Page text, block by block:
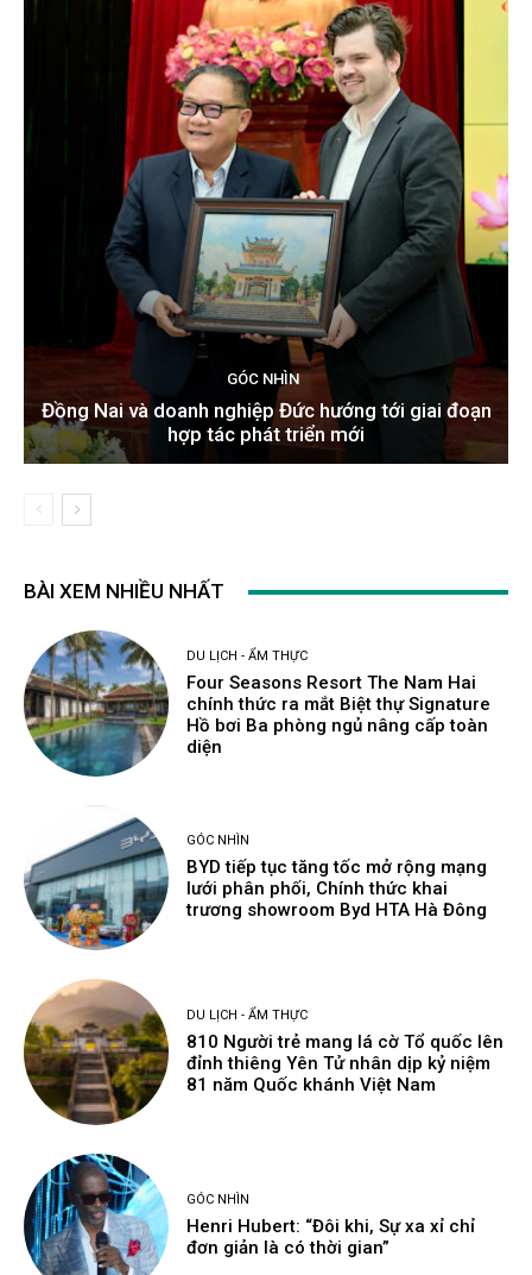
GÓC NHÌN
Đồng Nai và doanh nghiệp Đức hướng tới giai đoạn
hợp tác phát triển mới
BÀI XEM NHIỀU NHẤT
DU LỊCH - ẨM THỰC
Four Seasons Resort The Nam Hai
chính thức ra mắt Biệt thự Signature
Hồ bơi Ba phòng ngủ nâng cấp toàn
diện
GÓC NHÌN
BYD tiếp tục tăng tốc mở rộng mạng
lưới phân phối, Chính thức khai
trương showroom Byd HTA Hà Đông
DU LỊCH - ẨM THỰC
810 Người trẻ mang lá cờ Tổ quốc lên
đỉnh thiêng Yên Tử nhân dịp kỷ niệm
81 năm Quốc khánh Việt Nam
GÓC NHÌN
Henri Hubert: “Đôi khi, Sự xa xỉ chỉ
đơn giản là có thời gian”